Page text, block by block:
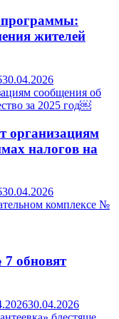
программы:
жителей
30.04.2026
сообщения об
за 2025 год￼
организациям
налогов на
30.04.2026
комплексе №
обновят
30.04.2026